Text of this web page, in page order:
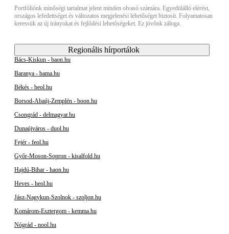
Portfóliónk minőségi tartalmat jelent minden olvasó számára. Egyedülálló elérést,
országos lefedettséget és változatos megjelenési lehetőséget biztosít. Folyamatosan
keressük az új irányokat és fejlődési lehetőségeket. Ez jövőnk záloga.
Regionális hírportálok
Bács-Kiskun - baon.hu
Baranya - bama.hu
Békés - beol.hu
Borsod-Abaúj-Zemplén - boon.hu
Csongrád - delmagyar.hu
Dunaújváros - duol.hu
Fejér - feol.hu
Győr-Moson-Sopron - kisalfold.hu
Hajdú-Bihar - haon.hu
Heves - heol.hu
Jász-Nagykun-Szolnok - szoljon.hu
Komárom-Esztergom - kemma.hu
Nógrád - nool.hu